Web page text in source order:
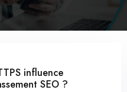
influence
SEO ?